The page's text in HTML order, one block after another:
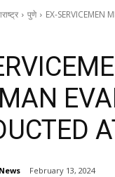
पुणे EX-SERVICEMEN
February 13, 2024